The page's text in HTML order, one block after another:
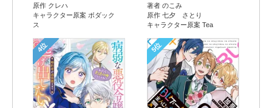
原作 クレハ
キャラクター原案 ボダック
ス
著者 のこみ
原作 七夕 さとり
キャラクター原案 Tea
4位 5位